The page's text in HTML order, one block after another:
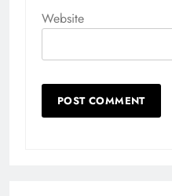
Website